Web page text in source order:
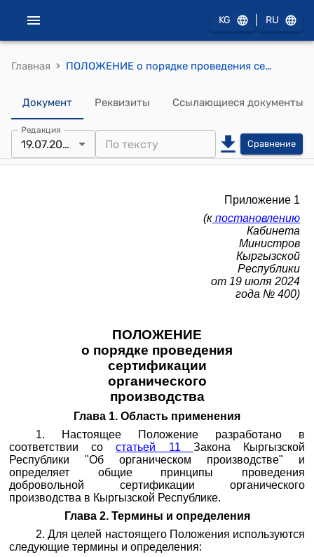
KG RU
Главная › ПОЛОЖЕНИЕ о порядке проведения сертификации органического производства
Документ Реквизиты Ссылающиеся документы
Редакция
19.07.2024 Сравнение